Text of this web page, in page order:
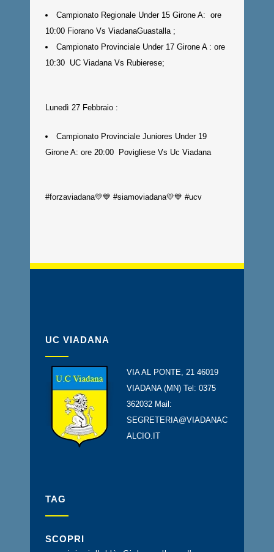
Campionato Regionale Under 15 Girone A: ore
10:00 Fiorano Vs ViadanaGuastalla ;
Campionato Provinciale Under 17 Girone A : ore
10:30 UC Viadana Vs Rubierese;
Lunedì 27 Febbraio :
Campionato Provinciale Juniores Under 19
Girone A: ore 20:00 Povigliese Vs Uc Viadana
#forzaviadana💛💙 #siamoviadana💛💙 #ucv
UC VIADANA
VIA AL PONTE, 21 46019
VIADANA (MN) Tel: 0375
362032 Mail:
SEGRETERIA@VIADANAC
ALCIO.IT
TAG
SCOPRI